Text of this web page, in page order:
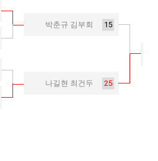
박춘규 김부회 15
나길현 최건두 25